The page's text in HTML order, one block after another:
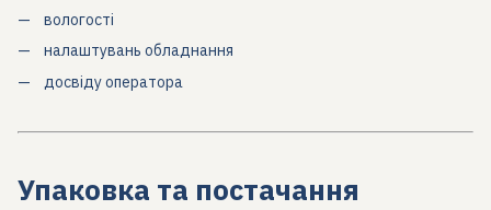
вологості
налаштувань обладнання
досвіду оператора
Упаковка та постачання